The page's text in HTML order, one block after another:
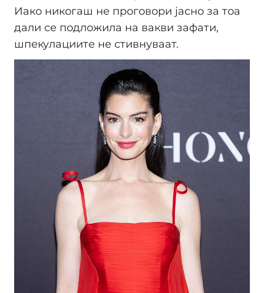
Иако никогаш не проговори јасно за тоа
дали се подложила на вакви зафати,
шпекулациите не стивнуваат.